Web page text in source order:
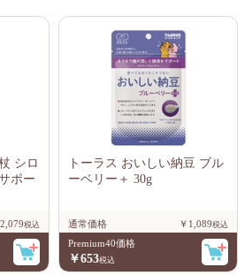
シロ
ポー
2,079
トーラス おいしい納豆 ブル
ーベリー＋ 30g
通常価格
￥1,089
Premium40価格
￥653